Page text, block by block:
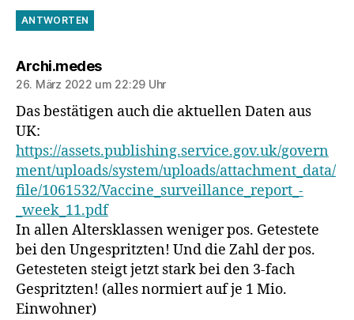
ANTWORTEN
Archi.medessagt:
26. März 2022 um 22:29 Uhr
Das bestätigen auch die aktuellen Daten aus
UK:
https://assets.publishing.service.gov.uk/govern
ment/uploads/system/uploads/attachment_data/
file/1061532/Vaccine_surveillance_report_-
_week_11.pdf
In allen Altersklassen weniger pos. Getestete
bei den Ungespritzten! Und die Zahl der pos.
Getesteten steigt jetzt stark bei den 3-fach
Gespritzten! (alles normiert auf je 1 Mio.
Einwohner)